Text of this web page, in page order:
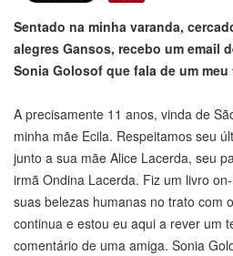
Sentado na minha varanda,
alegres Gansos, recebo um email
Sonia Golosof que fala de um meu
A precisamente 11 anos, vinda de
minha mãe Ecila. Respeitamos seu
junto a sua mãe Alice Lacerda, seu
irmã Ondina Lacerda. Fiz um livro
suas belezas humanas no trato com
continua e estou eu aqui a rever um
comentário de uma amiga. Sonia